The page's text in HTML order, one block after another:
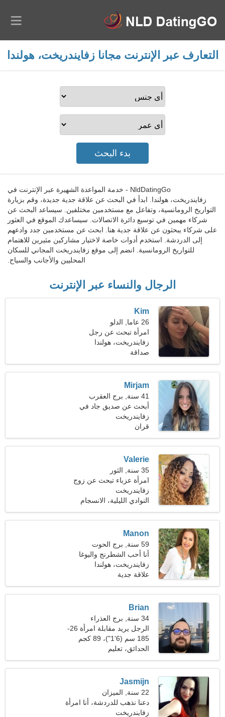
التعارف عبر الإنترنت مجانا زفايندريخت، هولندا
NldDatingGo - خدمة المواعدة الشهيرة عبر الإنترنت في
زفايندريخت، هولندا. ابدأ في البحث عن علاقة جدية جديدة، وقم بزيارة
التواريخ الرومانسية، وتفاعل مع مستخدمين مختلفين. سيساعد البحث عن
شركاء مهمين في توسيع دائرة الاتصالات. سيساعدك الموقع في العثور
على شركاء يبحثون عن علاقة جدية هنا. ابحث عن مستخدمين جدد وادعهم
إلى الدردشة. استخدم أدوات خاصة لاختيار مشاركين مثيرين للاهتمام
للتواريخ الرومانسية. انضم إلى موقع زفايندريخت المجاني للسكان
المحليين والأجانب والسياح.
الرجال والنساء عبر الإنترنت
Kim
26 عاما, الدلو
امرأة تبحث عن رجل
زفايندريخت، هولندا
صداقة
Mirjam
41 سنة, برج العقرب
أبحث عن صديق جاد في
التنزه معا
زفايندريخت
قران
Valerie
35 سنة, الثور
امرأة عزباء تبحث عن زوج
زفايندريخت
النوادي الليلية، الانسجام
الداخلي
Manon
59 سنة, برج الحوت
أنا أحب الشطرنج واليوغا
زفايندريخت، هولندا
علاقة جدية
Brian
34 سنة, برج العذراء
الرجل يريد مقابلة امرأة 26-
30
185 سم (6'1")، 89 كجم
(196 رطل)
الحدائق، تعليم
Jasmijn
22 سنة, الميزان
دعنا نذهب للدردشة، أنا امرأة
مؤذية
زفايندريخت